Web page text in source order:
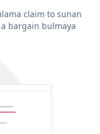
claim to sunan
a bargain bulmaya